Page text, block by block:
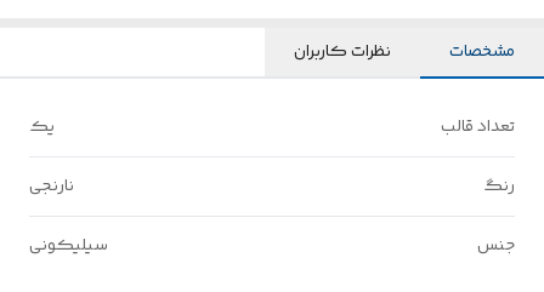
مشخصات نظرات کاربران
تعداد قالب یک
رنگ نارنجی
جنس سیلیکونی